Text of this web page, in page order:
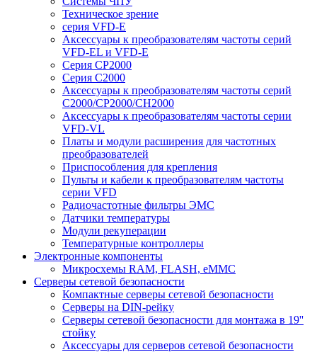
Техническое зрение
серия VFD-E
Аксессуары к преобразователям частоты серий
VFD-EL и VFD-E
Серия CP2000
Серия C2000
Аксессуары к преобразователям частоты серий
С2000/CP2000/CH2000
Аксессуары к преобразователям частоты серии
VFD-VL
Платы и модули расширения для частотных
преобразователей
Приспособления для крепления
Пульты и кабели к преобразователям частоты
серии VFD
Радиочастотные фильтры ЭМС
Датчики температуры
Модули рекуперации
Температурные контроллеры
Электронные компоненты
Микросхемы RAM, FLASH, eMMC
Серверы сетевой безопасности
Компактные серверы сетевой безопасности
Серверы на DIN-рейку
Серверы сетевой безопасности для монтажа в 19''
стойку
Аксессуары для серверов сетевой безопасности